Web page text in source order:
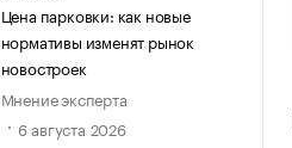
Цена парковки: как новые
нормативы изменят рынок
новостроек
Мнение эксперта
6 августа 2026